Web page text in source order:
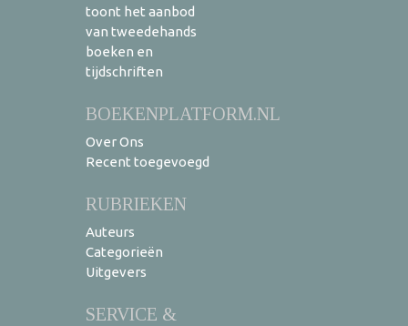
toont het aanbod
van tweedehands
boeken en
tijdschriften
BOEKENPLATFORM.NL
Over Ons
Recent toegevoegd
RUBRIEKEN
Auteurs
Categorieën
Uitgevers
SERVICE &